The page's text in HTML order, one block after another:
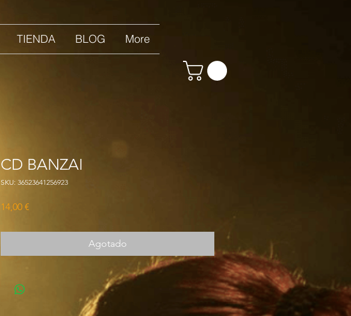
TIENDA BLOG More
CD BANZAI
SKU: 36523641256923
14,00 €
Agotado